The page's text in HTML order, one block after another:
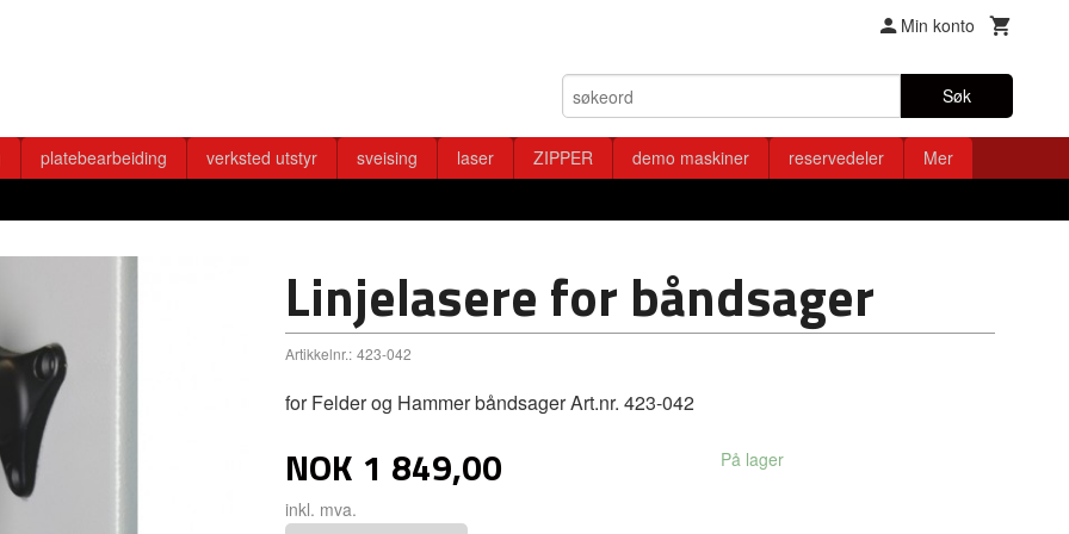
Min konto
Søk
platebearbeiding verksted utstyr sveising laser ZIPPER demo maskiner reservedeler Mer
Linjelasere for båndsager
Artikkelnr.: 423-042
for Felder og Hammer båndsager Art.nr. 423-042
NOK 1 849,00
inkl. mva.
På lager